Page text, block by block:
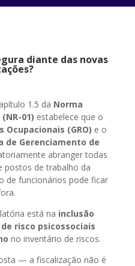
diante das novas
1.5 da Norma
01) estabelece que o
Ocupacionais (GRO) e o
de Gerenciamento de
abranger todas
postos de trabalho da
de funcionários pode ficar
está na inclusão
risco psicossociais
no inventário de riscos.
— a fiscalização não é